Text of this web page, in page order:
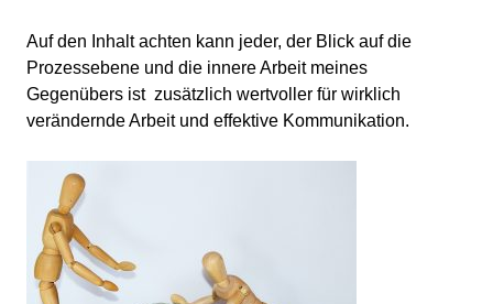
Auf den Inhalt achten kann jeder, der Blick auf die
Prozessebene und die innere Arbeit meines
Gegenübers ist zusätzlich wertvoller für wirklich
verändernde Arbeit und effektive Kommunikation.